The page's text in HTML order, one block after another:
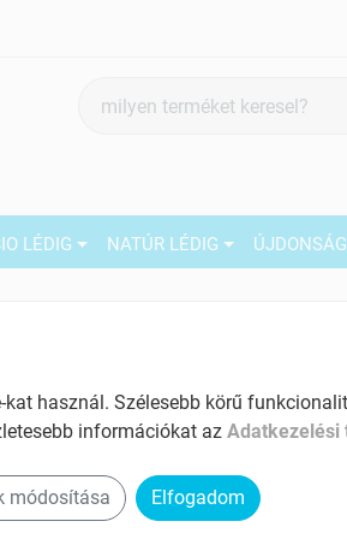
keresés
LÉDIG NATÚR LÉDIG ÚJDONSÁG
használ. Szélesebb körű
információkat az Adatkezelési
módosítása Elfogadom